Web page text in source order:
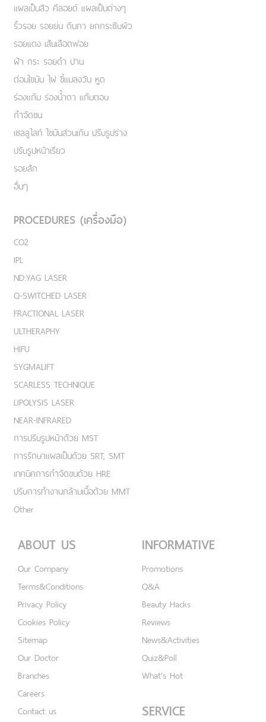
แผลเป็นสิว คีลอยด์ แผลเป็นต่างๆ
ริ้วรอย รอยย่น ตีนกา ยกกระชับผิว
รอยแดง เส้นเลือดฟอย
ฝ้า กระ รอยดำ ปาน
ต่อมไขมัน ไฝ ขี้แมลงวัน หูด
ร่องแก้ม ร่องน้ำตา แก้มตอบ
กำจัดขน
เชลลูไลท์ ไขมันส่วนเกิน ปรับรูปร่าง
ปรับรูปหน้าเรียว
รอยสัก
อื่นๆ
PROCEDURES (เครื่องมือ)
CO2
IPL
ND:YAG LASER
Q-SWITCHED LASER
FRACTIONAL LASER
ULTHERAPHY
HIFU
SYGMALIFT
SCARLESS TECHNIQUE
LIPOLYSIS LASER
NEAR-INFRARED
การปรับรูปหน้าด้วย MST
การรักษาแผลเป็นด้วย SRT, SMT
เทคนิคการกำจัดขนด้วย HRE
ปรับการทำงานกล้ามเนื้อด้วย MMT
Other
ABOUT US
Our Company
Terms&Conditions
Privacy Policy
Cookies Policy
Sitemap
Our Doctor
Branches
Careers
Contact us
INFORMATIVE
Promotions
Q&A
Beauty Hacks
Reviews
News&Activities
Quiz&Poll
What's Hot
SERVICE